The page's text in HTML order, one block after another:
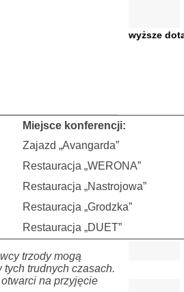
Miejsce konferencji:
Zajazd „Avangarda”
Restauracja „WERONA”
Restauracja „Nastrojowa”
Restauracja „Grodzka”
Restauracja „DUET”
trzody mogą
trudnych czasach.
na przyjęcie
wyższe